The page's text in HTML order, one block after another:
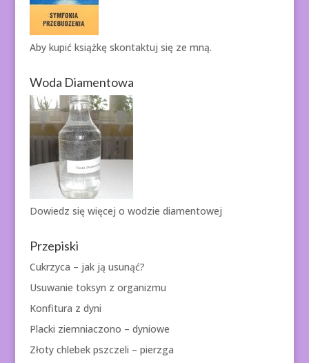
Aby kupić książkę skontaktuj się ze mną.
Woda Diamentowa
Dowiedz się więcej o wodzie diamentowej
Przepiski
Cukrzyca – jak ją usunąć?
Usuwanie toksyn z organizmu
Konfitura z dyni
Placki ziemniaczono – dyniowe
Złoty chlebek pszczeli – pierzga